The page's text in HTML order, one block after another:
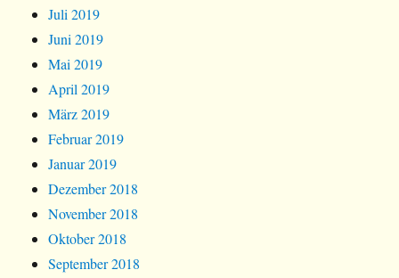
Juli 2019
Juni 2019
Mai 2019
April 2019
März 2019
Februar 2019
Januar 2019
Dezember 2018
November 2018
Oktober 2018
September 2018